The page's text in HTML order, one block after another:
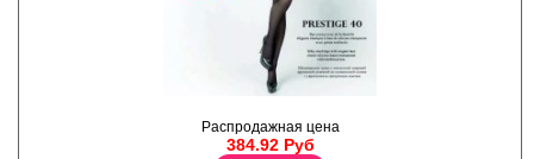
кружевной резинкой (12 см)
на силиконовой основе,
Распродажная цена
384.92 Руб